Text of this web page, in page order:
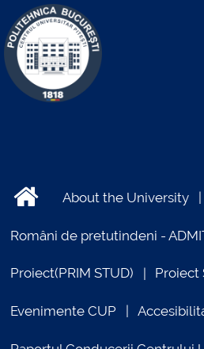
About the University
Români de pretutindeni -
Proiect(PRIM STUD) Proiect
Evenimente CUP